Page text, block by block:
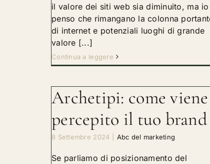
il valore dei siti web sia diminuito, ma io
penso che rimangano la colonna
di internet e potenziali luoghi di grande
valore [...]
Continua a leggere
Archetipi: come viene
percepito il tuo brand
8 Settembre 2024 Abc del marketing
Se parliamo di posizionamento del